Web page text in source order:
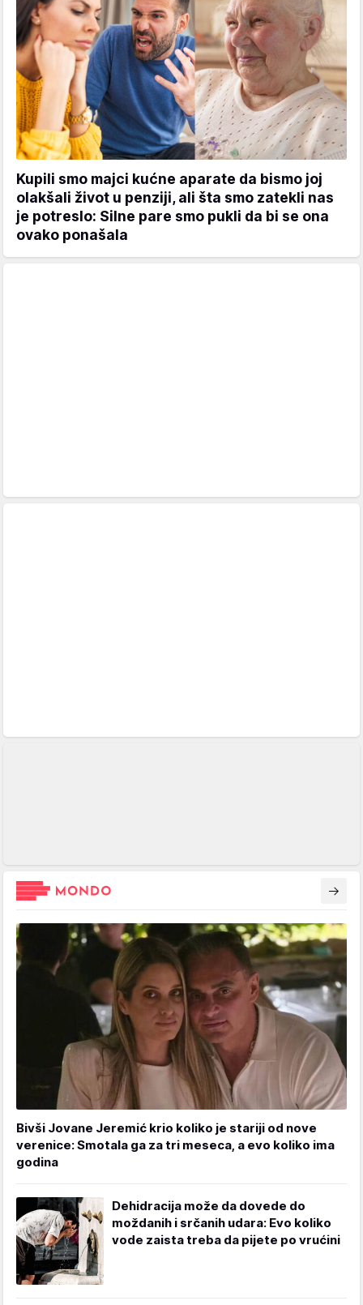
Kupili smo majci kućne aparate da bismo joj
olakšali život u penziji, ali šta smo zatekli nas
je potreslo: Silne pare smo pukli da bi se ona
ovako ponašala
Bivši Jovane Jeremić krio koliko je stariji od nove
verenice: Smotala ga za tri meseca, a evo koliko ima
godina
Dehidracija može da dovede do
moždanih i srčanih udara: Evo koliko
vode zaista treba da pijete po vrućini